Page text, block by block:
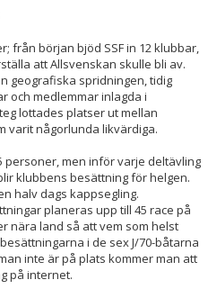
från början bjöd SSF in 12 klubbar,
att Allsvenskan skulle bli av.
geografiska spridningen, tidig
och medlemmar inlagda i
lottades platser ut mellan
varit någorlunda likvärdiga.
personer, men inför varje deltävling
klubbens besättning för helgen.
halv dags kappsegling.
planeras upp till 45 race på
nära land så att vem som helst
i de sex J/70-båtarna
inte är på plats kommer man att
på internet.